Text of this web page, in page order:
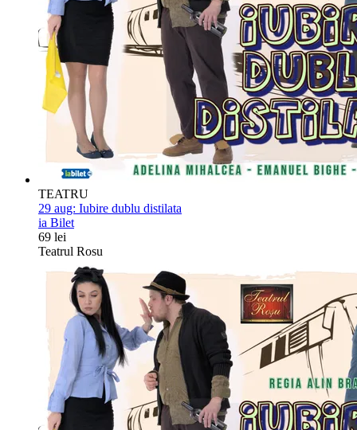
TEATRU
29 aug: Iubire dublu distilata
ia Bilet
69 lei
Teatrul Rosu